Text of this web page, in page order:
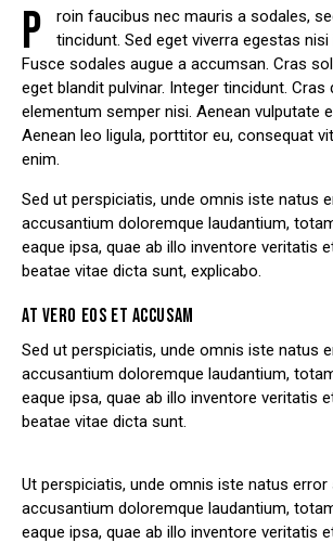
P
roin faucibus nec mauris a sodales,
tincidunt. Sed eget viverra egestas nisi
Fusce sodales augue a accumsan. Cras
eget blandit pulvinar. Integer tincidunt. Cras
elementum semper nisi. Aenean vulputate
Aenean leo ligula, porttitor eu, consequat
enim.
Sed ut perspiciatis, unde omnis iste natus
accusantium doloremque laudantium,
eaque ipsa, quae ab illo inventore veritatis
beatae vitae dicta sunt, explicabo.
AT VERO EOS ET ACCUSAM
Sed ut perspiciatis, unde omnis iste natus
accusantium doloremque laudantium,
eaque ipsa, quae ab illo inventore veritatis
beatae vitae dicta sunt.
Ut perspiciatis, unde omnis iste natus
accusantium doloremque laudantium,
eaque ipsa, quae ab illo inventore veritatis